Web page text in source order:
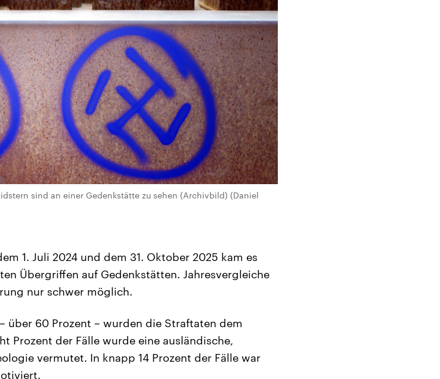
sind an einer Gedenkstätte zu sehen (Archivbild) (Daniel
1. Juli 2024 und dem 31. Oktober 2025 kam es
Übergriffen auf Gedenkstätten. Jahresvergleiche
nur schwer möglich.
über 60 Prozent – wurden die Straftaten dem
Prozent der Fälle wurde eine ausländische,
vermutet. In knapp 14 Prozent der Fälle war